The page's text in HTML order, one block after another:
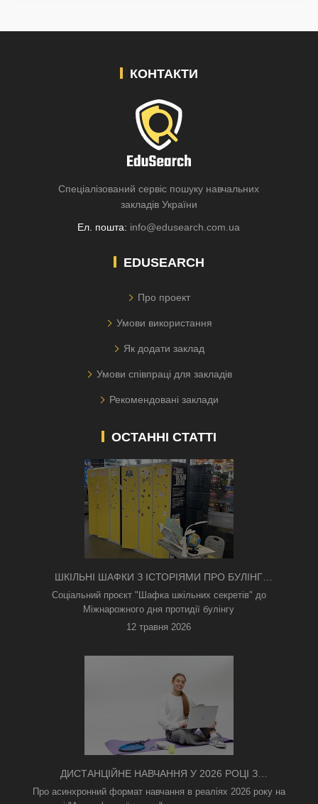
КОНТАКТИ
Спеціалізований сервіс пошуку навчальних
закладів України
Ел. пошта: info@edusearch.com.ua
EDUSEARCH
Про проект
Умови використання
Як додати заклад
Умови співпраці для закладів
Рекомендовані заклади
ОСТАННІ СТАТТІ
ШКІЛЬНІ ШАФКИ З ІСТОРІЯМИ ПРО БУЛІНГ
З'ЯВИЛИСЯ В КИЄВІ
Соціальний проєкт "Шафка шкільних секретів" до
Міжнарожного дня протидії булінгу
12 травня 2026
ДИСТАНЦІЙНЕ НАВЧАННЯ У 2026 РОЦІ З
ТРИВОГАМИ ТА БЕЗ СВІТЛА: ЯК АСИНХРОННИЙ
Про асинхронний формат навчання в реаліях 2026 року на